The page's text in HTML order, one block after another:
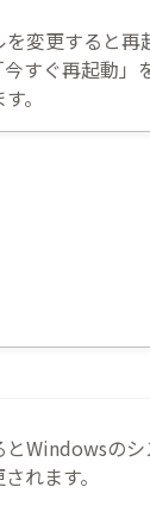
変更すると再
すぐ再起動」
。
Windowsの
れます。